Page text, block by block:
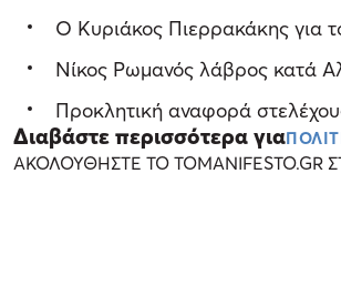
Ο Κυριάκος Πιερρακάκης για
Νίκος Ρωμανός λάβρος κατά
Προκλητική αναφορά
Διαβάστε περισσότερα για
ΑΚΟΛΟΥΘΗΣΤΕ ΤΟ TOMANIFESTO.GR